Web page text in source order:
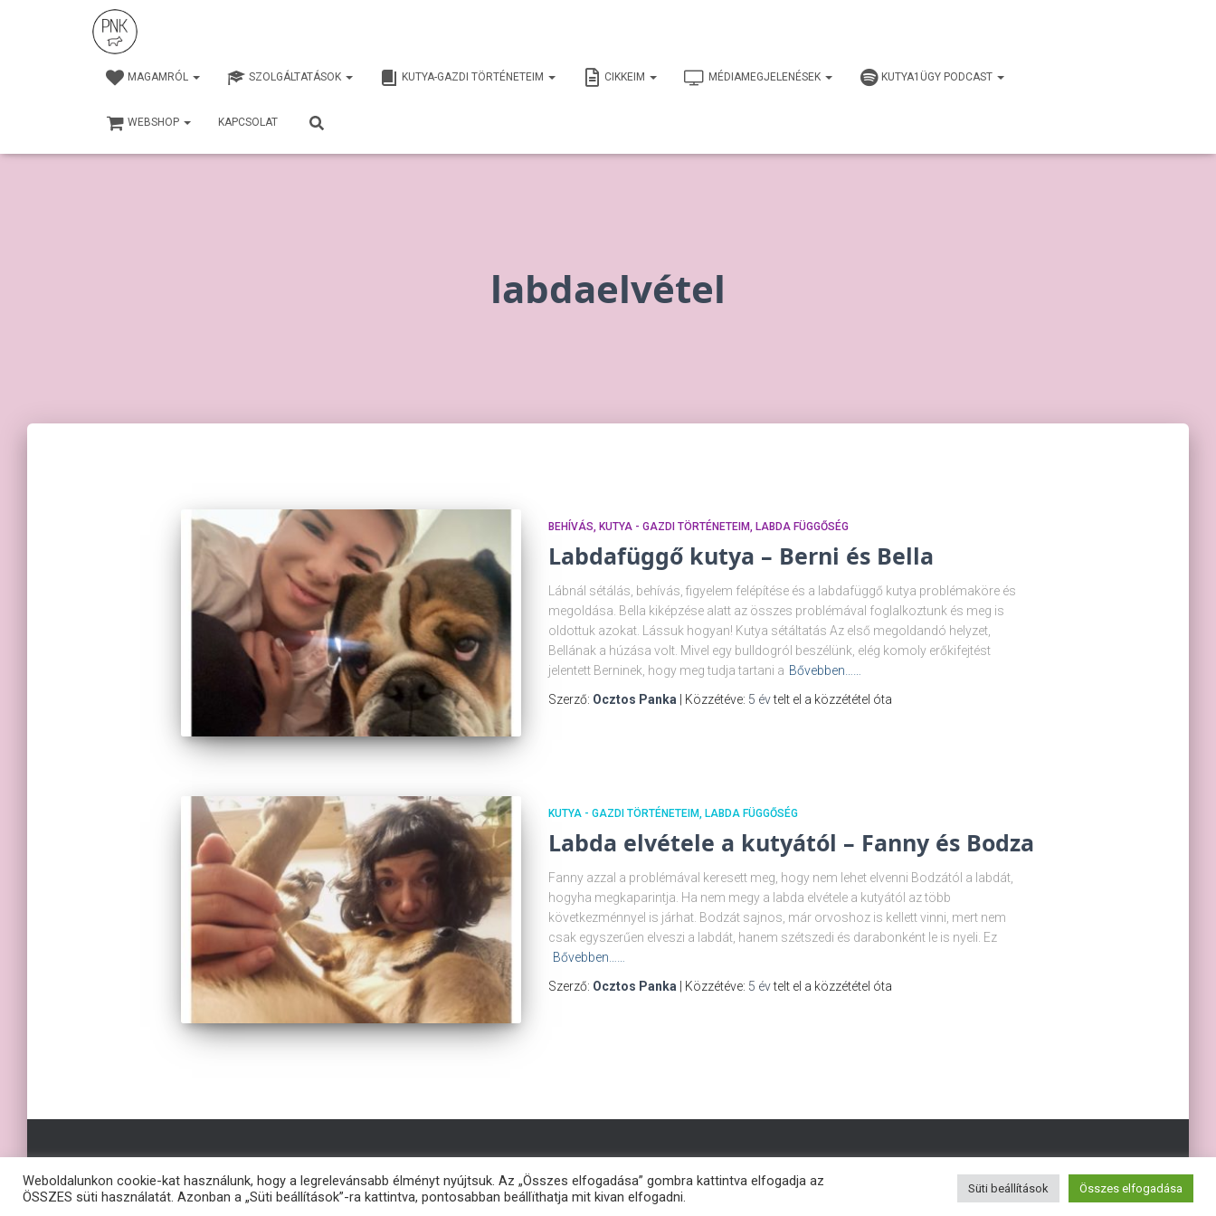
MAGAMRÓL SZOLGÁLTATÁSOK KUTYA-GAZDI TÖRTÉNETEIM CIKKEIM MÉDIAMEGJELENÉSEK KUTYA1ÜGY PODCAST
WEBSHOP KAPCSOLAT
labdaelvétel
BEHÍVÁS KUTYA - GAZDI TÖRTÉNETEIM LABDA FÜGGŐSÉG
Labdafüggő kutya – Berni és Bella
Lábnál sétálás, behívás, figyelem felépítése és a labdafüggő kutya problémaköre és
megoldása. Bella kiképzése alatt az összes problémával foglalkoztunk és meg is
oldottuk azokat. Lássuk hogyan! Kutya sétáltatás Az első megoldandó helyzet,
Bellának a húzása volt. Mivel egy bulldogról beszélünk, elég komoly erőkifejtést
jelentett Berninek, hogy meg tudja tartani a Bővebben……
Szerző: Ocztos Panka | Közzétéve: 5 évtelt el a közzététel óta
KUTYA - GAZDI TÖRTÉNETEIM LABDA FÜGGŐSÉG
Labda elvétele a kutyától – Fanny és Bodza
Fanny azzal a problémával keresett meg, hogy nem lehet elvenni Bodzától a labdát,
hogyha megkaparintja. Ha nem megy a labda elvétele a kutyától az több
következménnyel is járhat. Bodzát sajnos, már orvoshoz is kellett vinni, mert nem
csak egyszerűen elveszi a labdát, hanem szétszedi és darabonként le is nyeli. Ez
Bővebben……
Szerző: Ocztos Panka | Közzétéve: 5 évtelt el a közzététel óta
Weboldalunkon cookie-kat használunk, hogy a legrelevánsabb élményt nyújtsuk. Az „Összes elfogadása” gombra kattintva elfogadja az
ÖSSZES süti használatát. Azonban a „Süti beállítások”-ra kattintva, pontosabban beállïthatja mit kivan elfogadni.
Süti beállítások Összes elfogadása